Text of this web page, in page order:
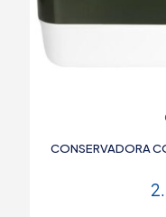
CONSERVADORA